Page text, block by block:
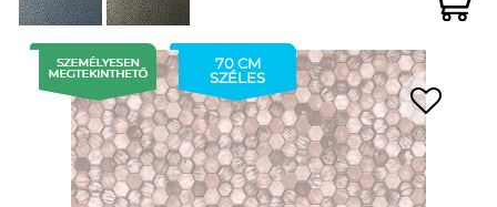
70 CM
SZÉLES